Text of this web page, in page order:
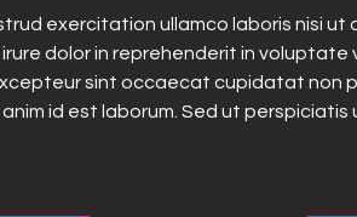
exercitation ullamco laboris nisi ut
dolor in reprehenderit in voluptate
sint occaecat cupidatat non
id est laborum. Sed ut perspiciatis